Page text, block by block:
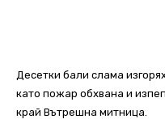
Десетки бали слама
като пожар обхвана и
край Вътрешна митница.